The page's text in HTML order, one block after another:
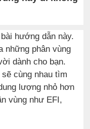
hướng dẫn này.
những phân vùng
dành cho bạn.
cùng nhau tìm
lượng nhỏ hơn
vùng như EFI,